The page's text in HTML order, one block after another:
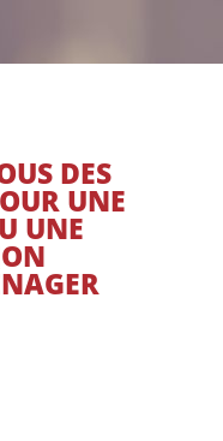
DES
UNE
UNE